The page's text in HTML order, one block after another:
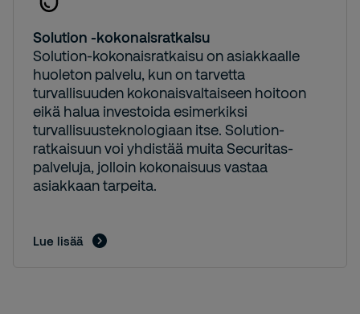
Solution -kokonaisratkaisu
Solution-kokonaisratkaisu on asiakkaalle
huoleton palvelu, kun on tarvetta
turvallisuuden kokonaisvaltaiseen hoitoon
eikä halua investoida esimerkiksi
turvallisuusteknologiaan itse. Solution-
ratkaisuun voi yhdistää muita Securitas-
palveluja, jolloin kokonaisuus vastaa
asiakkaan tarpeita.
Lue lisää